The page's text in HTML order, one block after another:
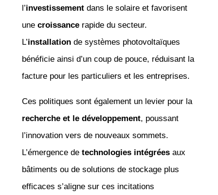
l’investissementdans le solaire et favorisent
une croissancerapide du secteur.
L’installationde systèmes photovoltaïques
bénéficie ainsi d’un coup de pouce, réduisant la
facture pour les particuliers et les entreprises.
Ces politiques sont également un levier pour la
recherche et le développement, poussant
l’innovation vers de nouveaux sommets.
L’émergence de technologies intégréesaux
bâtiments ou de solutions de stockage plus
efficaces s’aligne sur ces incitations